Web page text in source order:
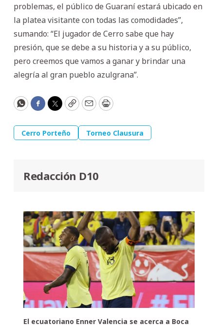
problemas, el público de Guaraní estará ubicado en
la platea visitante con todas las comodidades”,
sumando: “El jugador de Cerro sabe que hay
presión, que se debe a su historia y a su público,
pero creemos que vamos a ganar y brindar una
alegría al gran pueblo azulgrana”.
WhatsApp
Facebook
Twitter
CopyEmailPrint
Cerro Porteño Torneo Clausura
Redacción D10
El ecuatoriano Enner Valencia se acerca a Boca